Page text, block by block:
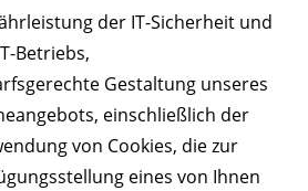
der IT-Sicherheit und
Betriebs,
Gestaltung unseres
einschließlich der
von Cookies, die zur
eines von Ihnen